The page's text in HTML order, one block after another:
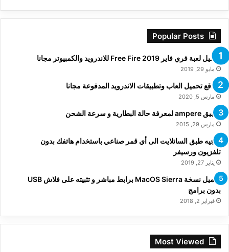
Popular Posts
تحميل لعبة فري فاير Free Fire 2019 للاندرويد والكمبيوتر مجانا
مايو 29, 2019
مواقع تحميل العاب وتطبيقات الاندرويد المدفوعة مجانا
مارس 5, 2020
تطبيق ampere لمعرفة حالة البطارية و سرعة الشحن
مارس 29, 2015
توجيه طبق الساتلايت الى أي قمر صناعي باستخدام هاتفك بدون
تلفزيون ورسيفر
يناير 27, 2019
تحميل نسخة MacOS Sierra برابط مباشر و تثبيته على فلاش USB
بدون برامج
فبراير 2, 2018
Most Viewed